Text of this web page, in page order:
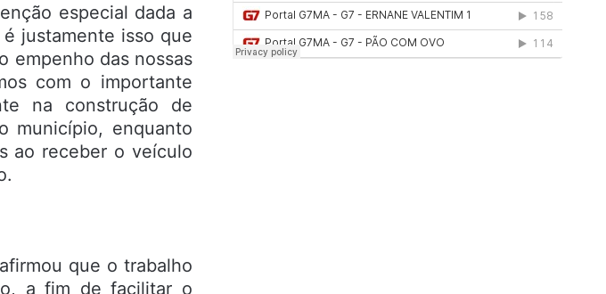
especial dada a
justamente isso que
empenho das nossas
com o importante
na construção de
município, enquanto
ao receber o veículo
que o trabalho
a fim de facilitar o